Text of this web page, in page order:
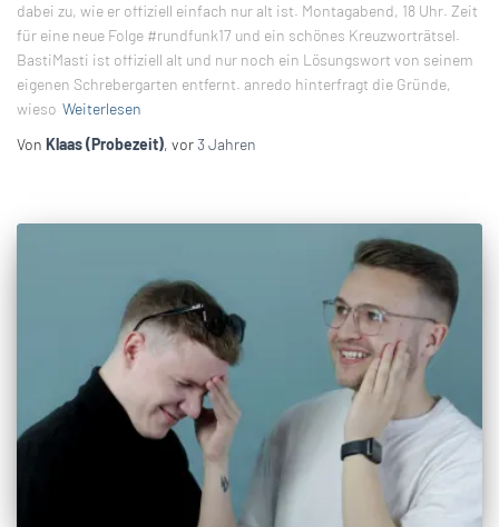
dabei zu, wie er offiziell einfach nur alt ist. Montagabend, 18 Uhr. Zeit
für eine neue Folge #rundfunk17 und ein schönes Kreuzworträtsel.
BastiMasti ist offiziell alt und nur noch ein Lösungswort von seinem
eigenen Schrebergarten entfernt. anredo hinterfragt die Gründe,
wieso Weiterlesen
Von Klaas (Probezeit), vor3 Jahren